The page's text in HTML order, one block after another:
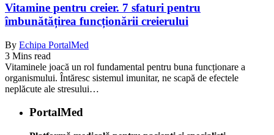
Vitamine pentru creier. 7 sfaturi pentru
îmbunătățirea funcționării creierului
By Echipa PortalMed
3 Mins read
Vitaminele joacă un rol fundamental pentru buna funcționare a
organismului. Întăresc sistemul imunitar, ne scapă de efectele
neplăcute ale stresului…
PortalMed